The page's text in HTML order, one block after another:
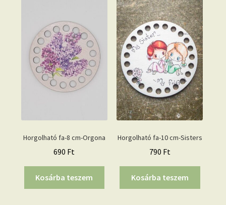
Horgolható fa-8 cm-Orgona
690 Ft
Kosárba teszem
Horgolható fa-10 cm-Sisters
790 Ft
Kosárba teszem